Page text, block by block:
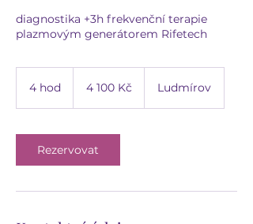
diagnostika +3h frekvenční terapie
plazmovým generátorem Rifetech
4 hod
d
korun4 100 Kč Ludmírov
Rezervovat